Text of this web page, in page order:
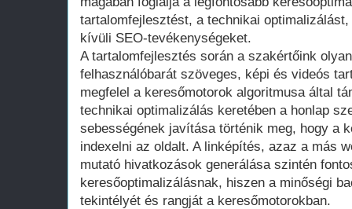
tartalomfejlesztést, a technikai
kívüli SEO-tevékenységeket.
A tartalomfejlesztés során a szakértőink
felhasználóbarát szöveges, képi és videós
megfelel a keresőmotorok algoritmusa által
technikai optimalizálás keretében a honlap
sebességének javítása történik meg, hogy a
indexelni az oldalt. A linképítés, azaz a más
mutató hivatkozások generálása szintén
keresőoptimalizálásnak, hiszen a minőségi
tekintélyét és rangját a keresőmotorokban.